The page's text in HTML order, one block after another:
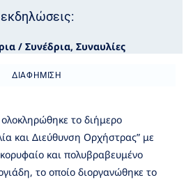
/ Συνέδρια, Συναυλίες
ΔΙΑΦΉΜΙΣΗ
το διήμερο
και Διεύθυνση Ορχήστρας” με
και πολυβραβευμένο
το οποίο διοργανώθηκε το